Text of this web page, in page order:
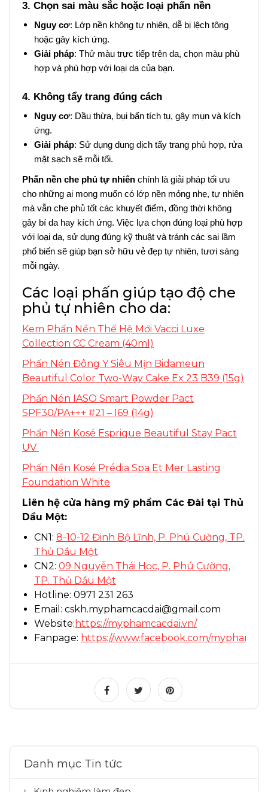
3. Chọn sai màu sắc hoặc loại phấn nền
Nguy cơ: Lớp nền không tự nhiên, dễ bị lệch tông
hoặc gây kích ứng.
Giải pháp: Thử màu trực tiếp trên da, chọn màu phù
hợp và phù hợp với loại da của bạn.
4. Không tẩy trang đúng cách
Nguy cơ: Dầu thừa, bụi bẩn tích tụ, gây mụn và kích
ứng.
Giải pháp: Sử dụng dung dịch tẩy trang phù hợp, rửa
mặt sạch sẽ mỗi tối.
Phấn nền che phủ tự nhiên chính là giải pháp tối ưu
cho những ai mong muốn có lớp nền mỏng nhẹ, tự nhiên
mà vẫn che phủ tốt các khuyết điểm, đồng thời không
gây bí da hay kích ứng. Việc lựa chọn đúng loại phù hợp
với loại da, sử dụng đúng kỹ thuật và tránh các sai lầm
phổ biến sẽ giúp bạn sở hữu vẻ đẹp tự nhiên, tươi sáng
mỗi ngày.
Các loại phấn giúp tạo độ che
phủ tự nhiên cho da:
Kem Phấn Nền Thế Hệ Mới Vacci Luxe
Collection CC Cream (40ml)
Phấn Nén Đông Y Siêu Mịn Bidameun
Beautiful Color Two-Way Cake Ex 23 B39 (15g)
Phấn Nén IASO Smart Powder Pact
SPF30/PA+++ #21 – I69 (14g)
Phấn Nền Kosé Esprique Beautiful Stay Pact
UV
Phấn Nền Kosé Prédia Spa Et Mer Lasting
Foundation White
Liên hệ cửa hàng mỹ phẩm Các Đài tại Thủ
Dầu Một:
CN1: 8-10-12 Đinh Bộ Lĩnh, P. Phú Cường, TP.
Thủ Dầu Một
CN2: 09 Nguyễn Thái Học, P. Phú Cường,
TP. Thủ Dầu Một
Hotline: 0971 231 263
Email: cskh.myphamcacdai@gmail.com
Website: https://myphamcacdai.vn/
Fanpage: https://www.facebook.com/
Danh mục Tin tức